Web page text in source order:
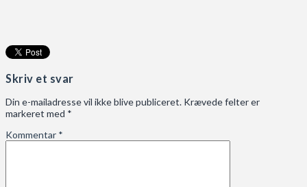
Skriv et svar
Din e-mailadresse vil ikke blive publiceret. Krævede felter er
markeret med *
Kommentar *